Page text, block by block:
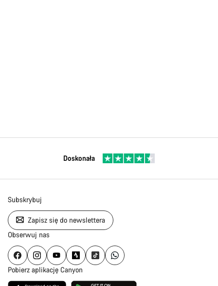
Doskonała
Subskrybuj
Zapisz się do newslettera
Obserwuj nas
Pobierz aplikację Canyon